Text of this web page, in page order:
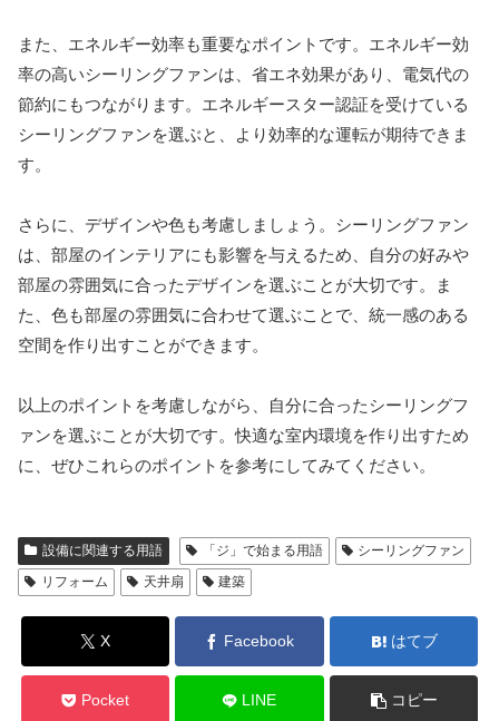
また、エネルギー効率も重要なポイントです。エネルギー効
率の高いシーリングファンは、省エネ効果があり、電気代の
節約にもつながります。エネルギースター認証を受けている
シーリングファンを選ぶと、より効率的な運転が期待できま
す。
さらに、デザインや色も考慮しましょう。シーリングファン
は、部屋のインテリアにも影響を与えるため、自分の好みや
部屋の雰囲気に合ったデザインを選ぶことが大切です。ま
た、色も部屋の雰囲気に合わせて選ぶことで、統一感のある
空間を作り出すことができます。
以上のポイントを考慮しながら、自分に合ったシーリングフ
ァンを選ぶことが大切です。快適な室内環境を作り出すため
に、ぜひこれらのポイントを参考にしてみてください。
設備に関連する用語 「ジ」で始まる用語
シーリングファン
リフォーム
天井扇 建築
X Facebook はてブ
Pocket LINE コピー